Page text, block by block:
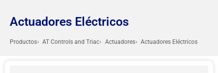
Actuadores Eléctricos
Productos AT Controls and Triac Actuadores Actuadores Eléctricos